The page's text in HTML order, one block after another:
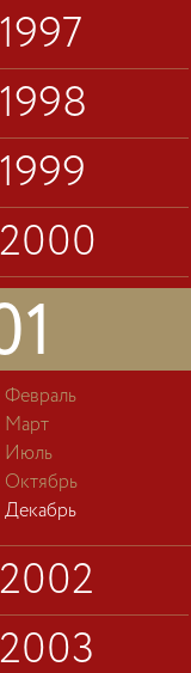
1997
1998
1999
2000
Февраль
Март
Июль
Октябрь
Декабрь
2002
2003